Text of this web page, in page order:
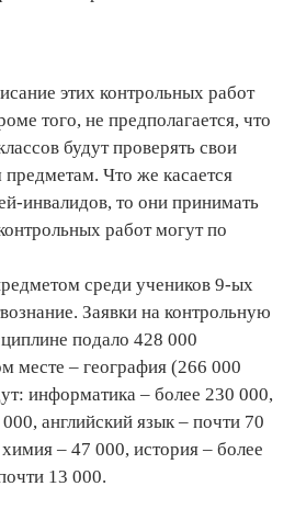
этих контрольных работ
того, не предполагается, что
будут проверять свои
предметам. Что же касается
инвалидов, то они принимать
работ могут по
среди учеников 9-ых
Заявки на контрольную
подало 428 000
месте – география (266 000
информатика – более 230 000,
английский язык – почти 70
– 47 000, история – более
13 000.